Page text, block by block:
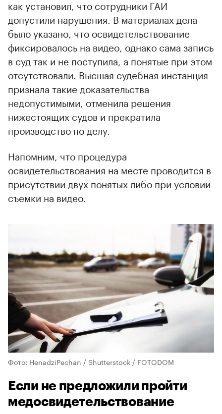
как установил, что сотрудники ГАИ
допустили нарушения. В материалах дела
было указано, что освидетельствование
фиксировалось на видео, однако сама запись
в суд так и не поступила, а понятые при этом
отсутствовали. Высшая судебная инстанция
признала такие доказательства
недопустимыми, отменила решения
нижестоящих судов и прекратила
производство по делу.
Напомним, что процедура
освидетельствования на месте проводится в
присутствии двух понятых либо при условии
съемки на видео.
Фото: HenadziPechan / Shutterstock / FOTODOM
Если не предложили пройти
медосвидетельствование